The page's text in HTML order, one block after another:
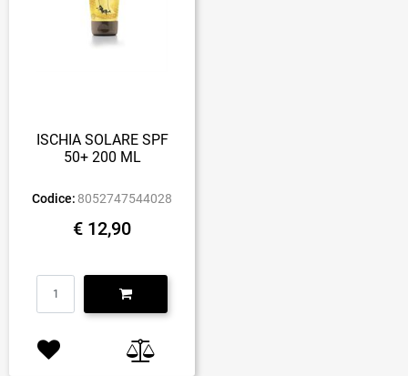
ISCHIA SOLARE SPF
50+ 200 ML
Codice: 8052747544028
€ 12,90
Quantità